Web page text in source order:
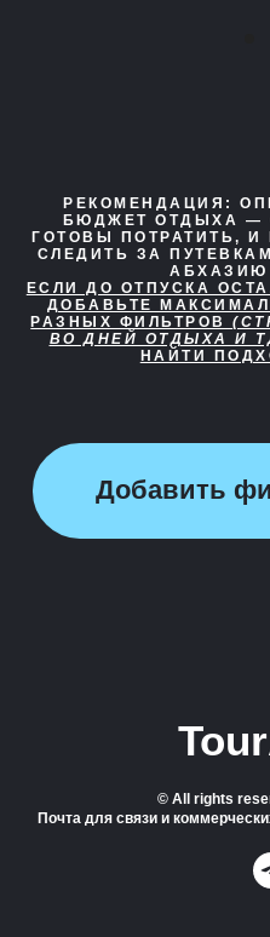
РЕКОМЕНДАЦИЯ:
БЮДЖЕТ ОТДЫХА —
ГОТОВЫ ПОТРАТИТЬ, И
СЛЕДИТЬ ЗА
АБХАЗИЮ
ЕСЛИ ДО ОТПУСКА
ДОБАВЬТЕ
РАЗНЫХ ФИЛЬТРОВ
ВО ДНЕЙ ОТДЫХА И
НАЙТИ
Добавить
© All rights
Почта для связи и